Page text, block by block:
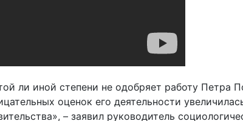
ли иной степени не одобряет работу
оценок его деятельности
– заявил руководитель